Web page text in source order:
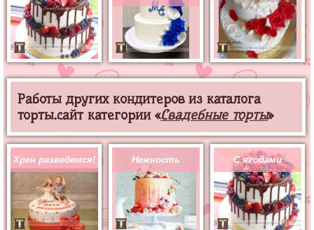
Работы других кондитеров из каталога
торты.сайт категории «Свадебные торты»
Хрен разведемся! Нежность С ягодами